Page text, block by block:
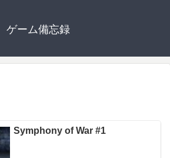
ゲーム備忘録
Symphony of War #1